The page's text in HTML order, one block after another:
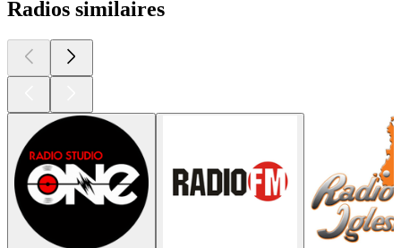
Radios similaires